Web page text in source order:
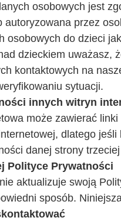
osobowych jest
autoryzowana przez
osobowych do dzieci
dzieckiem
kontaktowych na
sytuacji.
innych witryn
może zawierać
dlatego
danej strony
Polityce Prywatności
aktualizuje swoją
sposób.